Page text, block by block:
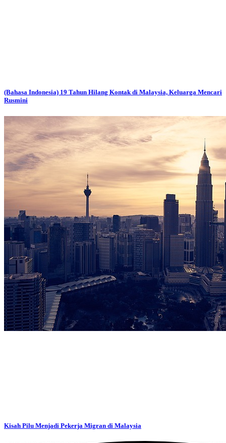
(Bahasa Indonesia) 19 Tahun Hilang Kontak di Malaysia, Keluarga Mencari
Rusmini
Kisah Pilu Menjadi Pekerja Migran di Malaysia